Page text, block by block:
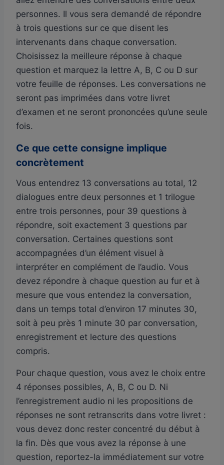
personnes. Il vous sera demandé de répondre
à trois questions sur ce que disent les
intervenants dans chaque conversation.
Choisissez la meilleure réponse à chaque
question et marquez la lettre A, B, C ou D sur
votre feuille de réponses. Les conversations ne
seront pas imprimées dans votre livret
d’examen et ne seront prononcées qu’une seule
fois.
Ce que cette consigne implique
concrètement
Vous entendrez 13 conversations au total, 12
dialogues entre deux personnes et 1 trilogue
entre trois personnes, pour 39 questions à
répondre, soit exactement 3 questions par
conversation. Certaines questions sont
accompagnées d’un élément visuel à
interpréter en complément de l’audio. Vous
devez répondre à chaque question au fur et à
mesure que vous entendez la conversation,
dans un temps total d’environ 17 minutes 30,
soit à peu près 1 minute 30 par conversation,
enregistrement et lecture des questions
compris.
Pour chaque question, vous avez le choix entre
4 réponses possibles, A, B, C ou D. Ni
l’enregistrement audio ni les propositions de
réponses ne sont retranscrits dans votre livret :
vous devez donc rester concentré du début à
la fin. Dès que vous avez la réponse à une
question, reportez-la immédiatement sur votre